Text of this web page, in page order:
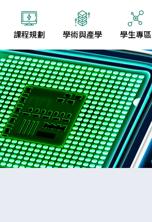
課程規劃 學術與產學 學生專區